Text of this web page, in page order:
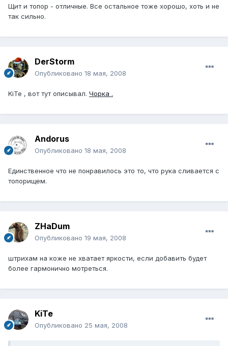
Щит и топор - отличные. Все остальное тоже хорошо, хоть и не
так сильно.
DerStorm
Опубликовано 18 мая, 2008
KiTe , вот тут описывал. Чорка .
Andorus
Опубликовано 18 мая, 2008
Единственное что не понравилось это то, что рука сливается с
топорищем.
ZHaDum
Опубликовано 19 мая, 2008
штрихам на коже не хватает яркости, если добавить будет
более гармонично мотреться.
KiTe
Опубликовано 25 мая, 2008